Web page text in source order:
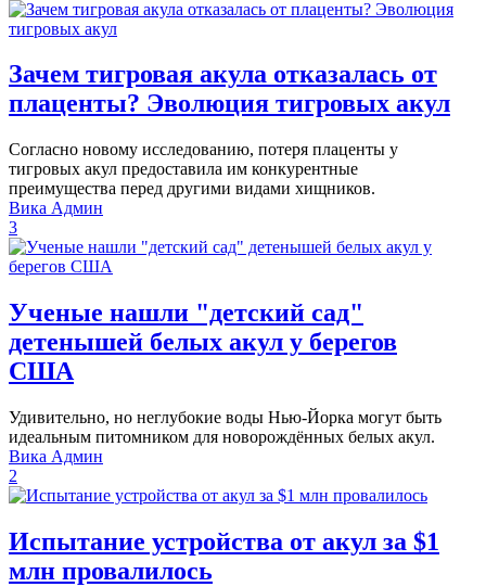
Зачем тигровая акула отказалась от
плаценты? Эволюция тигровых акул
Согласно новому исследованию, потеря плаценты у
тигровых акул предоставила им конкурентные
преимущества перед другими видами хищников.
Вика Админ
3
Ученые нашли "детский сад"
детенышей белых акул у берегов
США
Удивительно, но неглубокие воды Нью-Йорка могут быть
идеальным питомником для новорождённых белых акул.
Вика Админ
2
Испытание устройства от акул за $1
млн провалилось